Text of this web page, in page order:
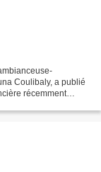
Coulibaly, a publié
récemment